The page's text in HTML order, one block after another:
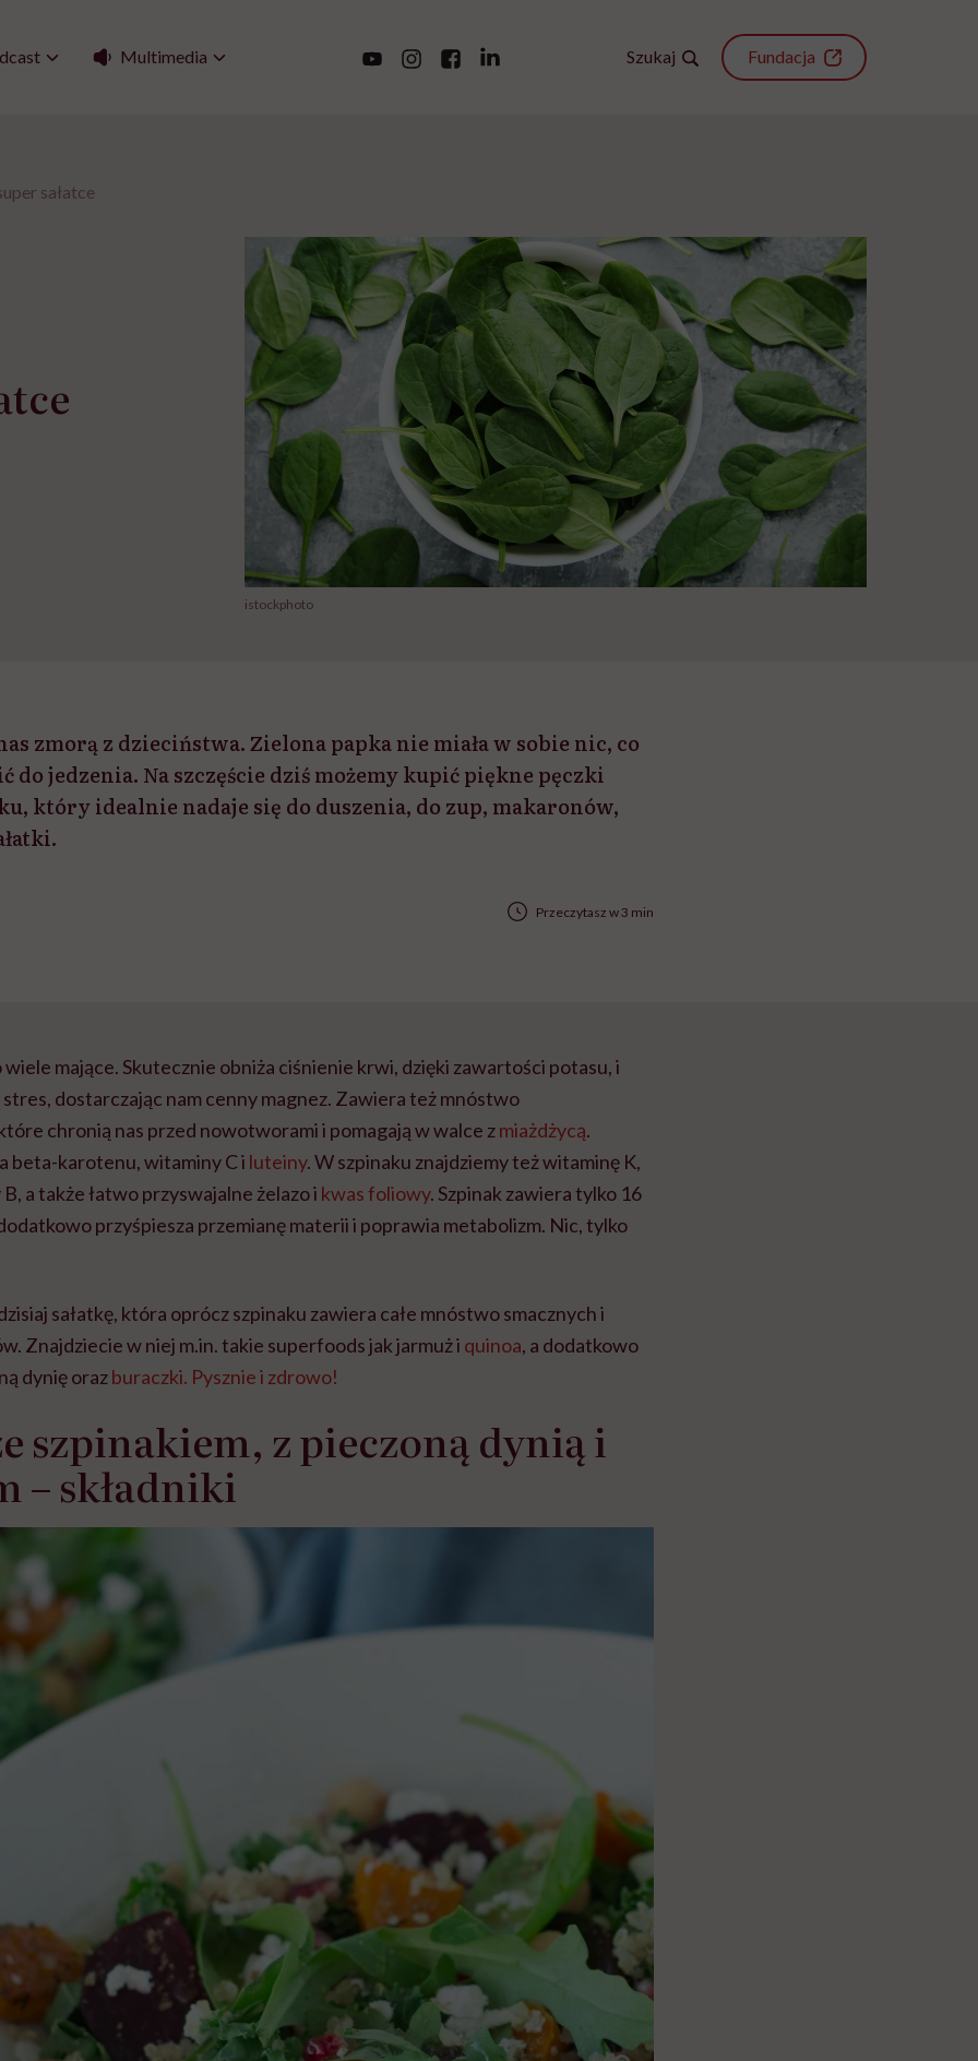
Multimedia Szukaj Fundacja
sałatce
istockphoto
zmorą z dzieciństwa. Zielona papka nie miała w sobie nic, co
do jedzenia. Na szczęście dziś możemy kupić piękne pęczki
który idealnie nadaje się do duszenia, do zup, makaronów,
Przeczytasz w 3 min
mające. Skutecznie obniża ciśnienie krwi, dzięki zawartości potasu, i
dostarczając nam cenny magnez. Zawiera też mnóstwo
chronią nas przed nowotworami i pomagają w walce zmiażdżycą.
beta-karotenu, witaminy C i luteiny. W szpinaku znajdziemy też witaminę K,
a także łatwo przyswajalne żelazo i kwas foliowy. Szpinak zawiera tylko 16
przyśpiesza przemianę materii i poprawia metabolizm. Nic, tylko
sałatkę, która oprócz szpinaku zawiera całe mnóstwo smacznych i
Znajdziecie w niej m.in. takie superfoods jak jarmuż i quinoa, a dodatkowo
dynię orazburaczki. Pysznie i zdrowo!
szpinakiem, z pieczoną dynią i
– składniki